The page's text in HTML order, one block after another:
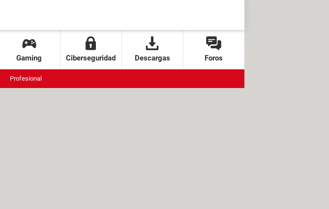
Gaming Ciberseguridad Descargas Foros
Profesional